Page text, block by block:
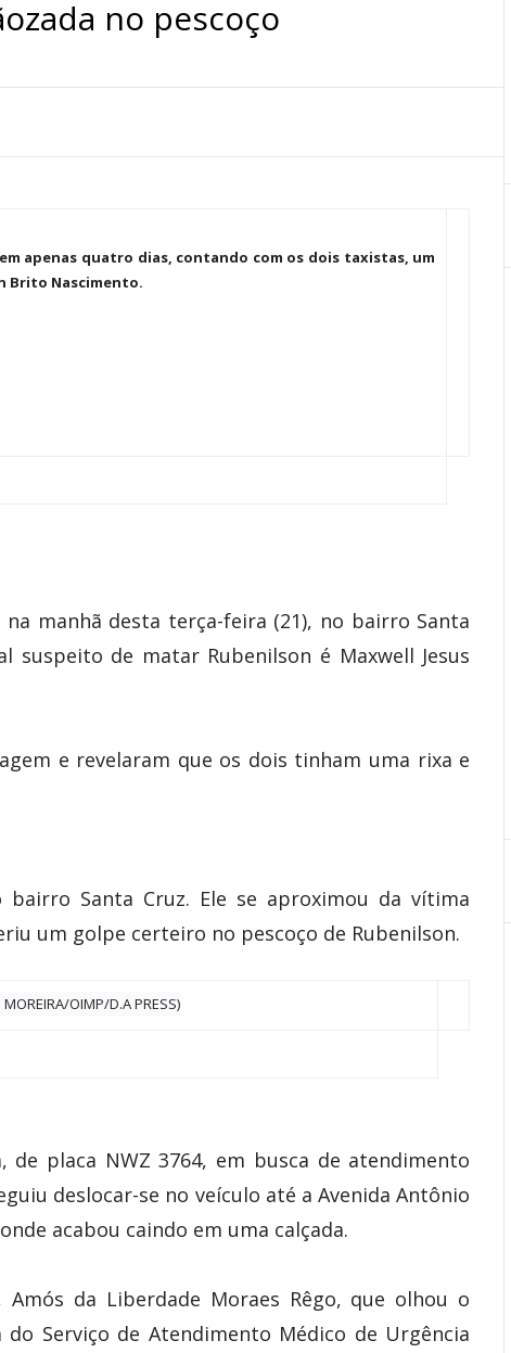
no pescoço
apenas quatro dias, contando com os dois taxistas, um
Brito Nascimento.
manhã desta terça-feira (21), no bairro Santa
suspeito de matar Rubenilson é Maxwell Jesus
e revelaram que os dois tinham uma rixa e
Santa Cruz. Ele se aproximou da vítima
um golpe certeiro no pescoço de Rubenilson.
placa NWZ 3764, em busca de atendimento
deslocar-se no veículo até a Avenida Antônio
acabou caindo em uma calçada.
da Liberdade Moraes Rêgo, que olhou o
Serviço de Atendimento Médico de Urgência